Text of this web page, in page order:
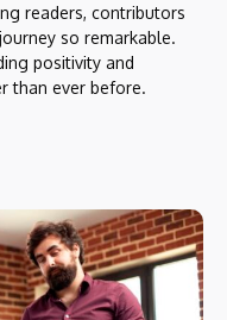
readers, contributors
so remarkable.
positivity and
than ever before.